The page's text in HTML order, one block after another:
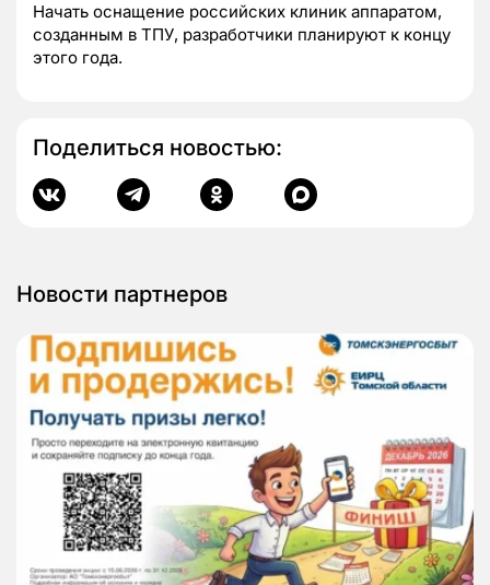
Начать оснащение российских клиник аппаратом,
созданным в ТПУ, разработчики планируют к концу
этого года.
Поделиться новостью:
Новости партнеров